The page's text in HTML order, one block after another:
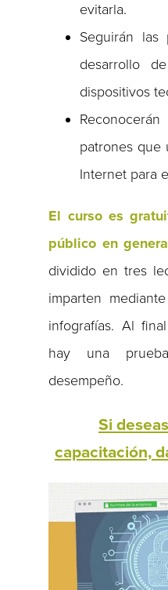
evitarla.
Seguirán las
desarrollo
dispositivos
patrones que
Internet para
El curso es
público en
dividido en tres
imparten
infografías. Al
hay una
desempeño.
Si
capacitación,